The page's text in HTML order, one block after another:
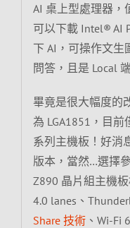
AI 桌上型處理器
可以下載 Intel® AI
下 AI，可操作文生
問答，且是 Local
畢竟是很大幅度的
為 LGA1851，目
系列主機板！好消
版本，當然…選擇
Z890 晶片組主機
4.0 lanes、
Share 技術、Wi-Fi